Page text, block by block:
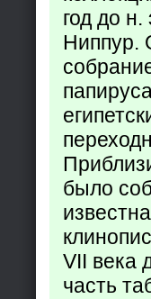
год до
Ниппур.
было
VII века
часть